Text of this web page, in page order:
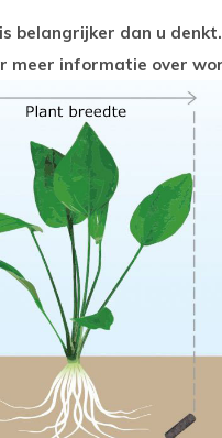
belangrijker dan u denkt.
meer informatie over